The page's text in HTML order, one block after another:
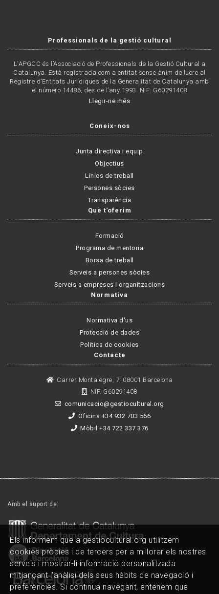
Professionals de la gestió cultural
L'APGCC és l’Associació de Professionals de la Gestió Cultural a
Catalunya. Està registrada com a entitat sense ànim de lucre al
Registre d’Entitats Jurídiques de la Generalitat de Catalunya amb
el número 14486, des de l’any 1993. NIF: G60291408
Llegir-ne més
Coneix-nos
Junta directiva i equip
Objectius
Línies de treball
Persones sòcies
Transparència
Què t'oferim
Formació
Programa de mentoria
Borsa de treball
Serveis a persones sòcies
Serveis a empreses i organitzacions
Normativa
Normativa d'us
Protecció de dades
Política de cookies
Contacte
Carrer Montalegre, 7, 08001 Barcelona
NIF. G60291408
comunicacio@gestiocultural.org
Oficina +34 932 703 566
Mòbil +34 722 337 376
Amb el suport de:
Els informem que a gestiocultural.org utilitzem
cookies pròpies i de tercers per a millorar els nostres
serveis i mostrar-li informació personalitzada
mitjançant l'anàlisi dels seus hàbits de navegació i
preferències. Si continua navegant, entenem que